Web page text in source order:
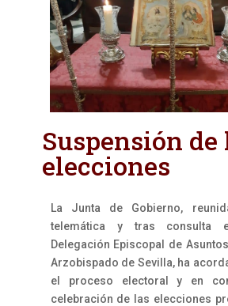
Suspensión de
elecciones
La Junta de Gobierno,
telemática y tras consulta
Delegación Episcopal de
Arzobispado de Sevilla, ha
el proceso electoral y en
celebración de las elecciones